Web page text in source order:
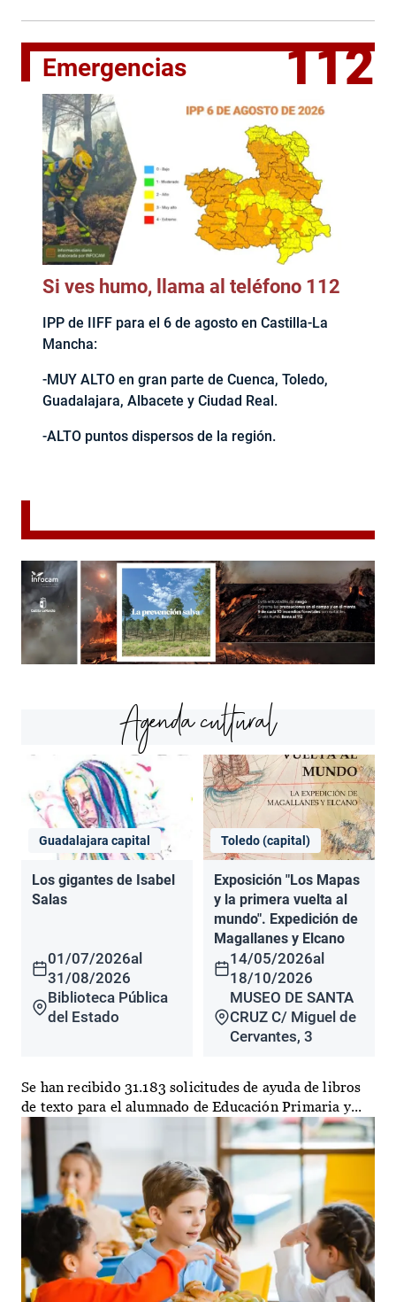
Emergencias 112
Si ves humo, llama al teléfono 112
IPP de IIFF para el 6 de agosto en Castilla-La
Mancha:
-MUY ALTO en gran parte de Cuenca, Toledo,
Guadalajara, Albacete y Ciudad Real.
-ALTO puntos dispersos de la región.
Agenda cultural
Guadalajara capital
Los gigantes de Isabel
Salas
01/07/2026al
31/08/2026
Biblioteca Pública
del Estado
Toledo (capital)
Exposición "Los Mapas
y la primera vuelta al
mundo". Expedición de
Magallanes y Elcano
14/05/2026al
18/10/2026
MUSEO DE SANTA
CRUZ C/ Miguel de
Cervantes, 3
Se han recibido 31.183 solicitudes de ayuda de libros
de texto para el alumnado de Educación Primaria y...